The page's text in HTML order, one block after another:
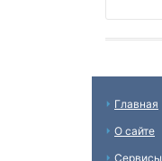
Главная
О сайте
Сервисы